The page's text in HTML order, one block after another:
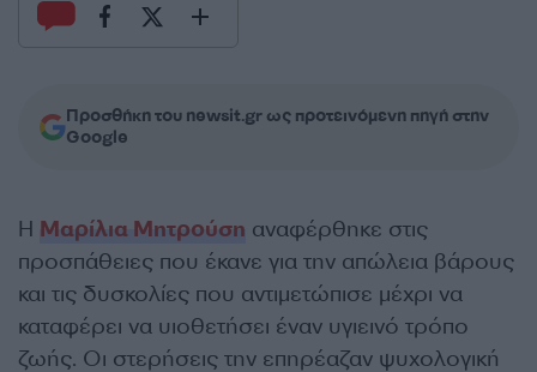
Προσθήκη του newsit.gr ως προτεινόμενη πηγή στην
Google
Η Μαρίλια Μητρούση αναφέρθηκε στις
προσπάθειες που έκανε για την απώλεια βάρους
και τις δυσκολίες που αντιμετώπισε μέχρι να
καταφέρει να υιοθετήσει έναν υγιεινό τρόπο
ζωής. Οι στερήσεις την επηρέαζαν ψυχολογική